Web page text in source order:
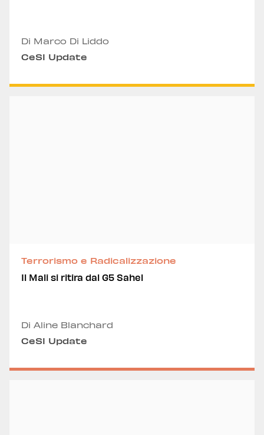
Di Marco Di Liddo
CeSI Update
Terrorismo e Radicalizzazione
Il Mali si ritira dal G5 Sahel
Di Aline Blanchard
CeSI Update